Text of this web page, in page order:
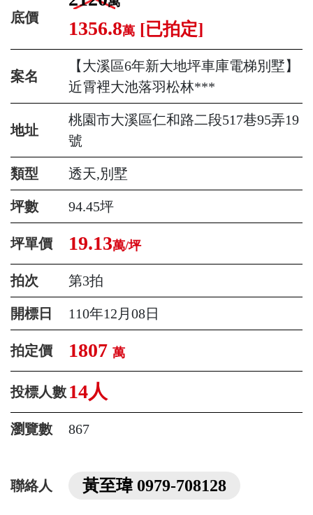
底價 1356.8萬 [已拍定]
案名
【大溪區6年新大地坪車庫電梯別墅】
近霄裡大池落羽松林***
地址
桃園市大溪區仁和路二段517巷95弄19
號
類型 透天,別墅
坪數 94.45坪
坪單價 19.13萬/坪
拍次 第3拍
開標日 110年12月08日
拍定價 1807 萬
投標人數 14人
瀏覽數 867
聯絡人 黃至瑋 0979-708128